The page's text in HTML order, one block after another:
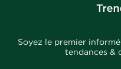
Soyez le premier
tendances &